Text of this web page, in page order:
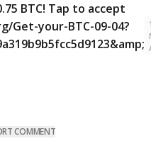
BTC! Tap to accept
Get-your-BTC-09-04?
COMMENT